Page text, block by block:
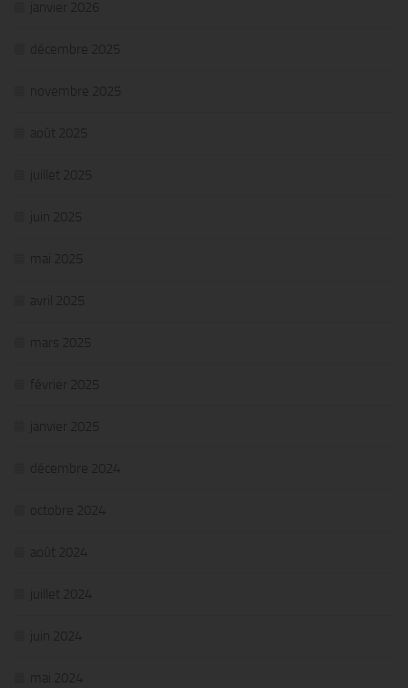
janvier 2026
décembre 2025
novembre 2025
août 2025
juillet 2025
juin 2025
mai 2025
avril 2025
mars 2025
février 2025
janvier 2025
décembre 2024
octobre 2024
août 2024
juillet 2024
juin 2024
mai 2024